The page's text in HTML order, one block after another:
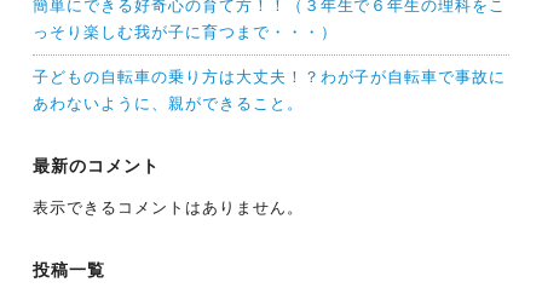
簡単にできる好奇心の育て方！！（３年生で６年生の理科をこ
っそり楽しむ我が子に育つまで・・・）
子どもの自転車の乗り方は大丈夫！？わが子が自転車で事故に
あわないように、親ができること。
最新のコメント
表示できるコメントはありません。
投稿一覧